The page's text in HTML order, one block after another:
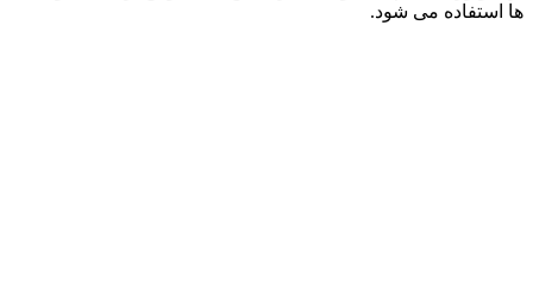
ها استفاده می شود.